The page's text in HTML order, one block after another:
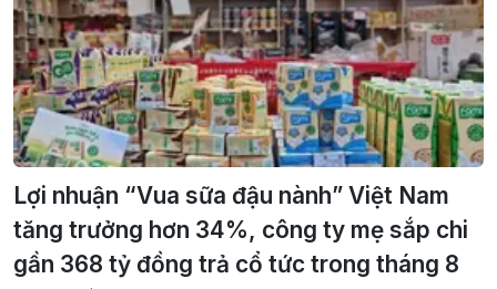
Lợi nhuận “Vua sữa đậu nành” Việt Nam
tăng trưởng hơn 34%, công ty mẹ sắp chi
gần 368 tỷ đồng trả cổ tức trong tháng 8